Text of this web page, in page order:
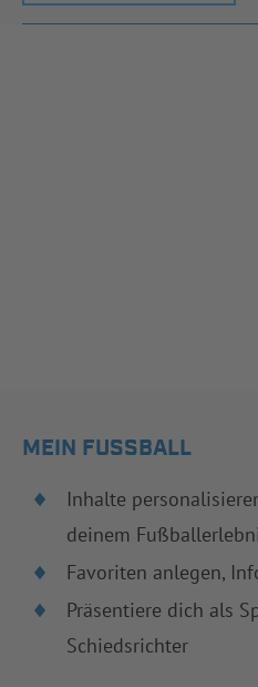
MEIN FUSSBALL
Inhalte
deinem
Favoriten anlegen,
Präsentiere dich als
Schiedsrichter